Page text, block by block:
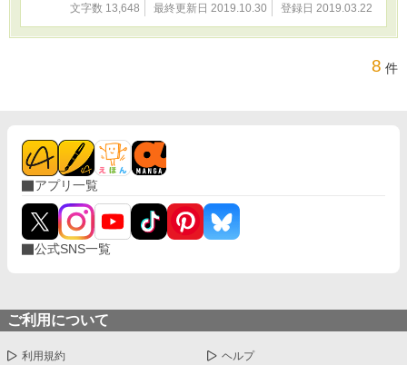
文字数 13,648 最終更新日 2019.10.30 登録日 2019.03.22
8 件
アプリ一覧
公式SNS一覧
ご利用について
利用規約 ヘルプ